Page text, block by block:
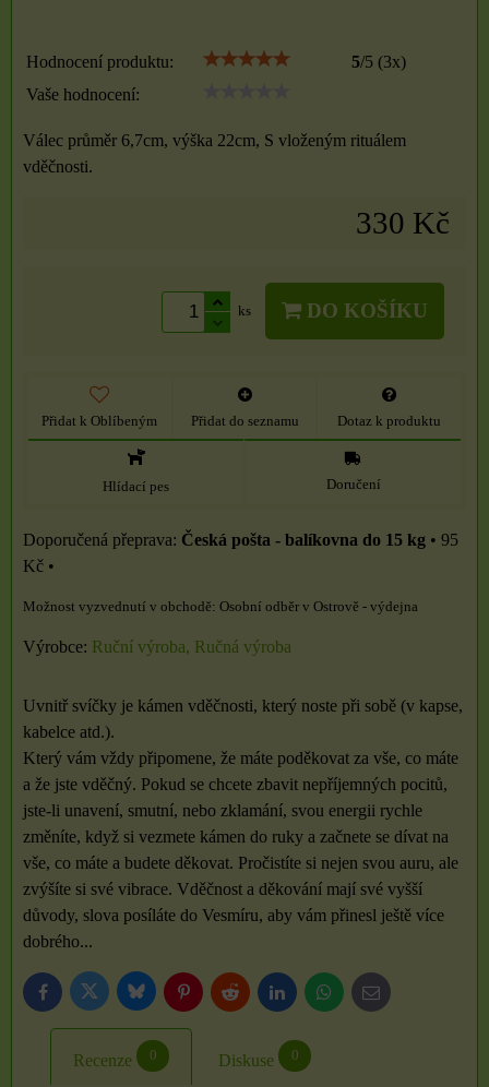
Hodnocení produktu: 5/5 (3x)
Vaše hodnocení:
Válec průměr 6,7cm, výška 22cm, S vloženým rituálem
vděčnosti.
330 Kč
ks DO KOŠÍKU
Přidat k Oblíbeným Přidat do seznamu Dotaz k produktu
Hlídací pes Doručení
Česká pošta - balíkovna do 15 kg • 95
Kč •
Osobní odběr v Ostrově - výdejna
Výrobce: Ruční výroba, Ručná výroba
Uvnitř svíčky je kámen vděčnosti, který noste při sobě (v kapse,
kabelce atd.).
Který vám vždy připomene, že máte poděkovat za vše, co máte
a že jste vděčný. Pokud se chcete zbavit nepříjemných pocitů,
jste-li unavení, smutní, nebo zklamání, svou energii rychle
změníte, když si vezmete kámen do ruky a začnete se dívat na
vše, co máte a budete děkovat. Pročistíte si nejen svou auru, ale
zvýšíte si své vibrace. Vděčnost a děkování mají své vyšší
důvody, slova posíláte do Vesmíru, aby vám přinesl ještě více
dobrého...
FacebookTwitter BlueskyPinterestReddit LinkedInWhatsApp
E-
mail
Recenze 0 Diskuse 0